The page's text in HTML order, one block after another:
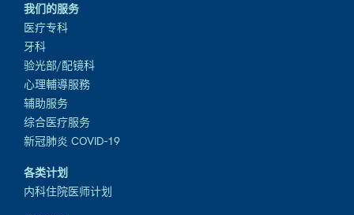
我们的服务
医疗专科
牙科
验光部/配镜科
心理輔導服務
辅助服务
综合医疗服务
新冠肺炎 COVID-19
各类计划
内科住院医师计划